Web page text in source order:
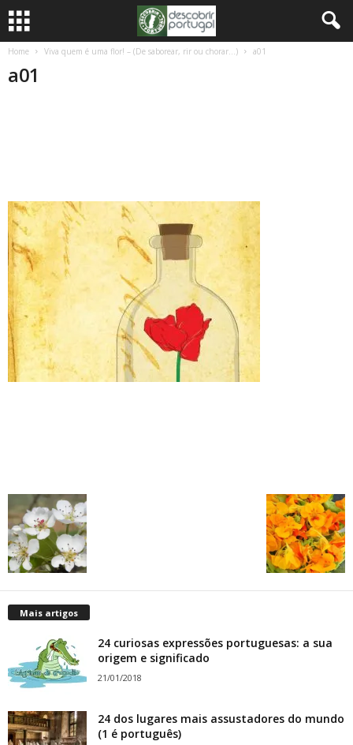
Home Viva quem é uma flor! – (De saborear, rir ou chorar…) a01
a01
Mais artigos
24 curiosas expressões portuguesas: a sua
origem e significado
21/01/2018
24 dos lugares mais assustadores do mundo
(1 é português)